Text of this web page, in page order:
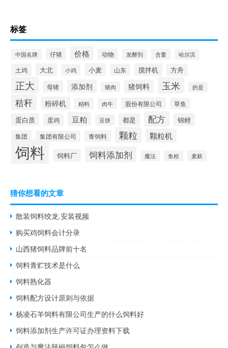
标签
中国名牌 仔猪 价格 动物 发酵剂 含量 哈尔滨
土鸡 大北 小鸡 小麦 山东 搅拌机 方舟
正大 母猪 添加剂 猪肉 猪饲料 玉米 的是
秸秆 粉碎机 精料 肉牛 股份有限公司 草鱼
蛋白质 蛋鸡 豆粕 豆饼 都是 配方 锦鲤
集团 集团有限公司 青饲料 颗粒 颗粒机
饲料 饲料厂 饲料添加剂 魔法 鱼粉 麦麸
猜你想看的文章
散装饲料绞龙.安装视频
购买鸡饲料会计分录
山西猪饲料品牌前十名
饲料青贮技术是什么
饲料熟化器
饲料配方设计原则与依据
杨凌石羊饲料有限公司生产的什么饲料好
饲料添加剂生产许可证办理资料下载